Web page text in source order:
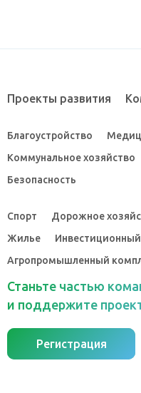
Проекты развития
Благоустройство
Коммунальное хозяйство
Безопасность
Спорт Дорожное
Жилье
Агропромышленный
Станьте частью
и поддержите
Регистрация